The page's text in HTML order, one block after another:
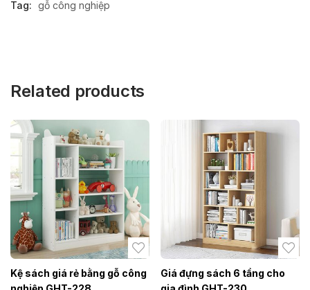
Tag: gỗ công nghiệp
Related products
Kệ sách giá rẻ bằng gỗ công
Giá đựng sách 6 tầng cho